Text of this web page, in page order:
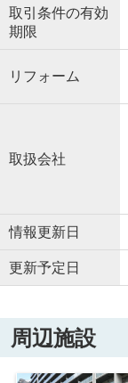
取引条件の有効
期限
リフォーム
取扱会社
情報更新日
更新予定日
周辺施設